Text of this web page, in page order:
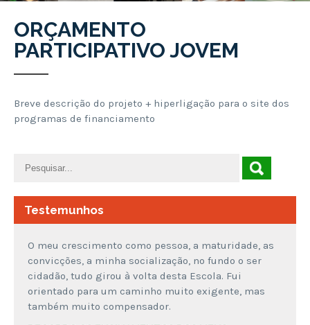
ORÇAMENTO
PARTICIPATIVO JOVEM
Breve descrição do projeto + hiperligação para o site dos
programas de financiamento
Testemunhos
O meu crescimento como pessoa, a maturidade, as
convicções, a minha socialização, no fundo o ser
cidadão, tudo girou à volta desta Escola. Fui
orientado para um caminho muito exigente, mas
também muito compensador.